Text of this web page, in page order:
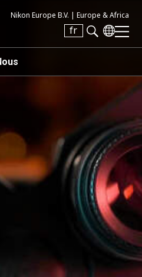
Nikon Europe B.V. | Europe & Africa
fr